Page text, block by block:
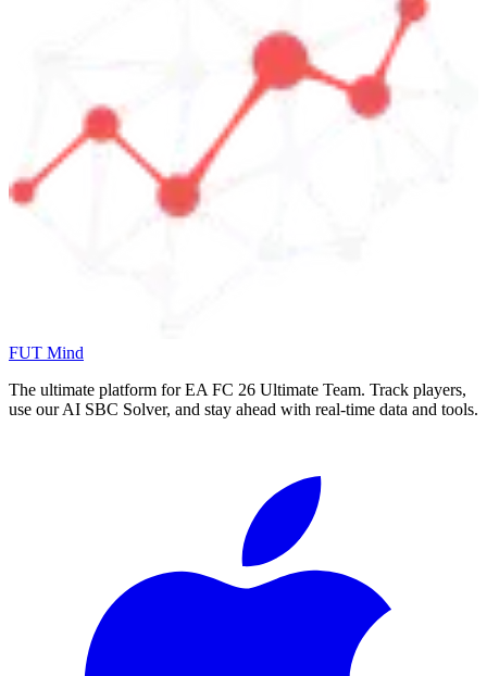
FUT Mind
The ultimate platform for EA FC 26 Ultimate Team. Track players,
use our AI SBC Solver, and stay ahead with real-time data and tools.